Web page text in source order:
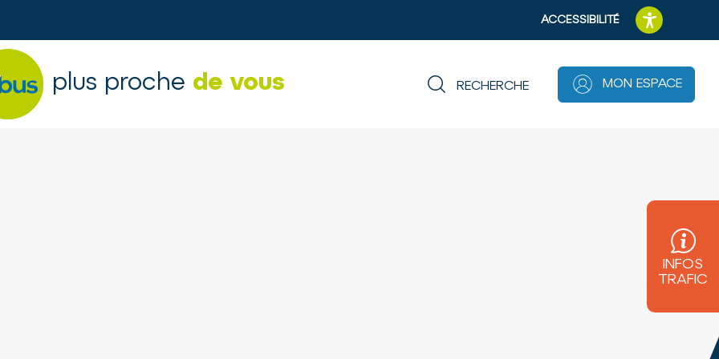
ACCESSIBILITÉ
A A
plus proche de vous RECHERCHE MON ESPACE